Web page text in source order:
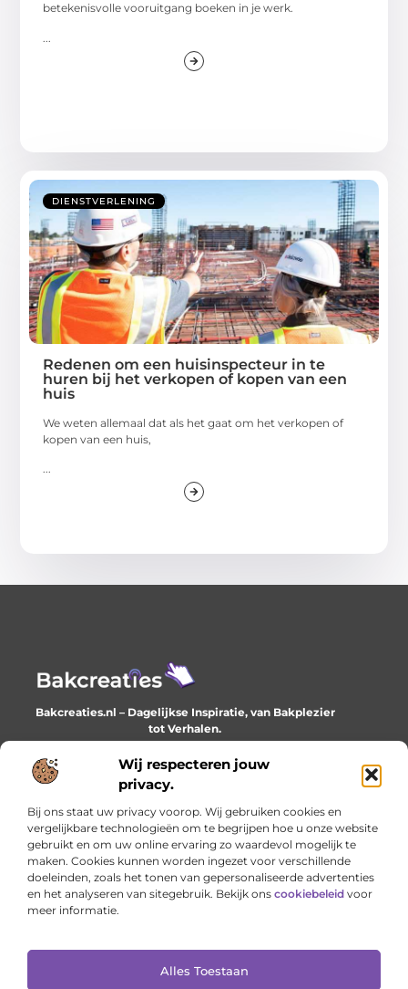
Wij respecteren jouw
privacy.
Bij ons staat uw privacy voorop. Wij gebruiken cookies en
vergelijkbare technologieën om te begrijpen hoe u onze website
gebruikt en om uw online ervaring zo waardevol mogelijk te
maken. Cookies kunnen worden ingezet voor verschillende
doeleinden, zoals het tonen van gepersonaliseerde advertenties
en het analyseren van sitegebruik. Bekijk ons cookiebeleid voor
meer informatie.
Alles Toestaan
betekenisvolle vooruitgang boeken in je werk.
DIENSTVERLENING
Redenen om een huisinspecteur in te
huren bij het verkopen of kopen van een
huis
We weten allemaal dat als het gaat om het verkopen of
kopen van een huis,
...
Bakcreaties.nl – Dagelijkse Inspiratie, van Bakplezier
tot Verhalen.
Ontdek unieke en creatieve verhalen die je elke dag
verrijken en inspireren.
Onze informatie